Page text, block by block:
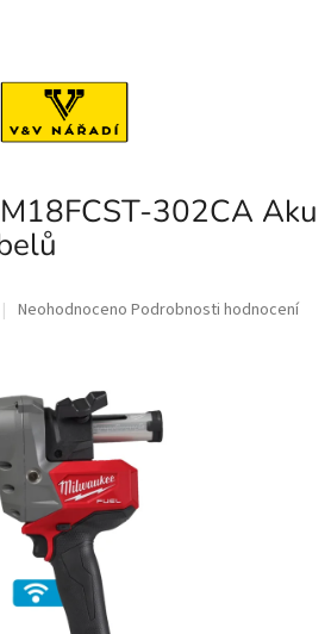
302CA Aku
Průměrné
0,0
z
hvězdiček.
Neohodnoceno Podrobnosti hodnocení